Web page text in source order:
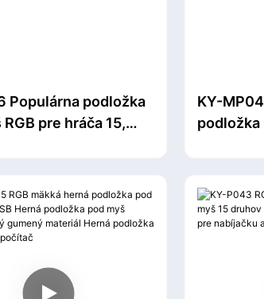
Populárna podložka
pre hráča 15,
prenosný počítač
KY-
podložka